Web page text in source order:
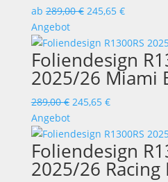
ab289,00€ 245,65 €
Angebot
Foliendesign
2025/26 Miami
289,00€ Ursprünglicher
war:
289,00 €
245,65 €Aktueller
ist:
245,65 €.
Angebot
Foliendesign
2025/26 Racing